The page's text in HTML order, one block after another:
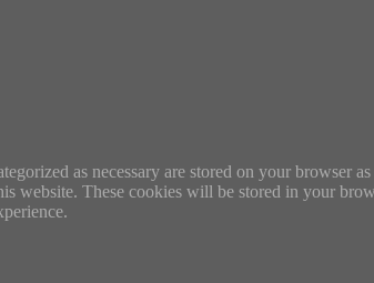
as necessary are stored on your browser
website. These cookies will be stored in your